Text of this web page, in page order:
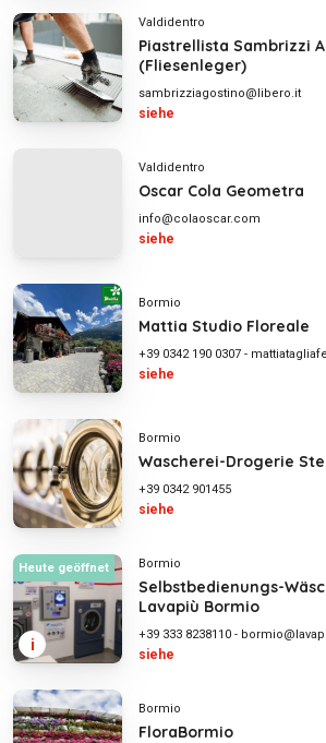
Valdidentro
Piastrellista Sambrizzi
(Fliesenleger)
sambrizziagostino@libero.it
siehe
Valdidentro
Oscar Cola Geometra
info@colaoscar.com
siehe
Bormio
Mattia Studio Floreale
+39 0342 190 0307 -
siehe
Bormio
Wascherei-Drogerie
+39 0342 901455
siehe
i
Heute geöffnet Bormio
Selbstbedienungs-
Lavapiù Bormio
+39 333 8238110 -
siehe
Bormio
FloraBormio